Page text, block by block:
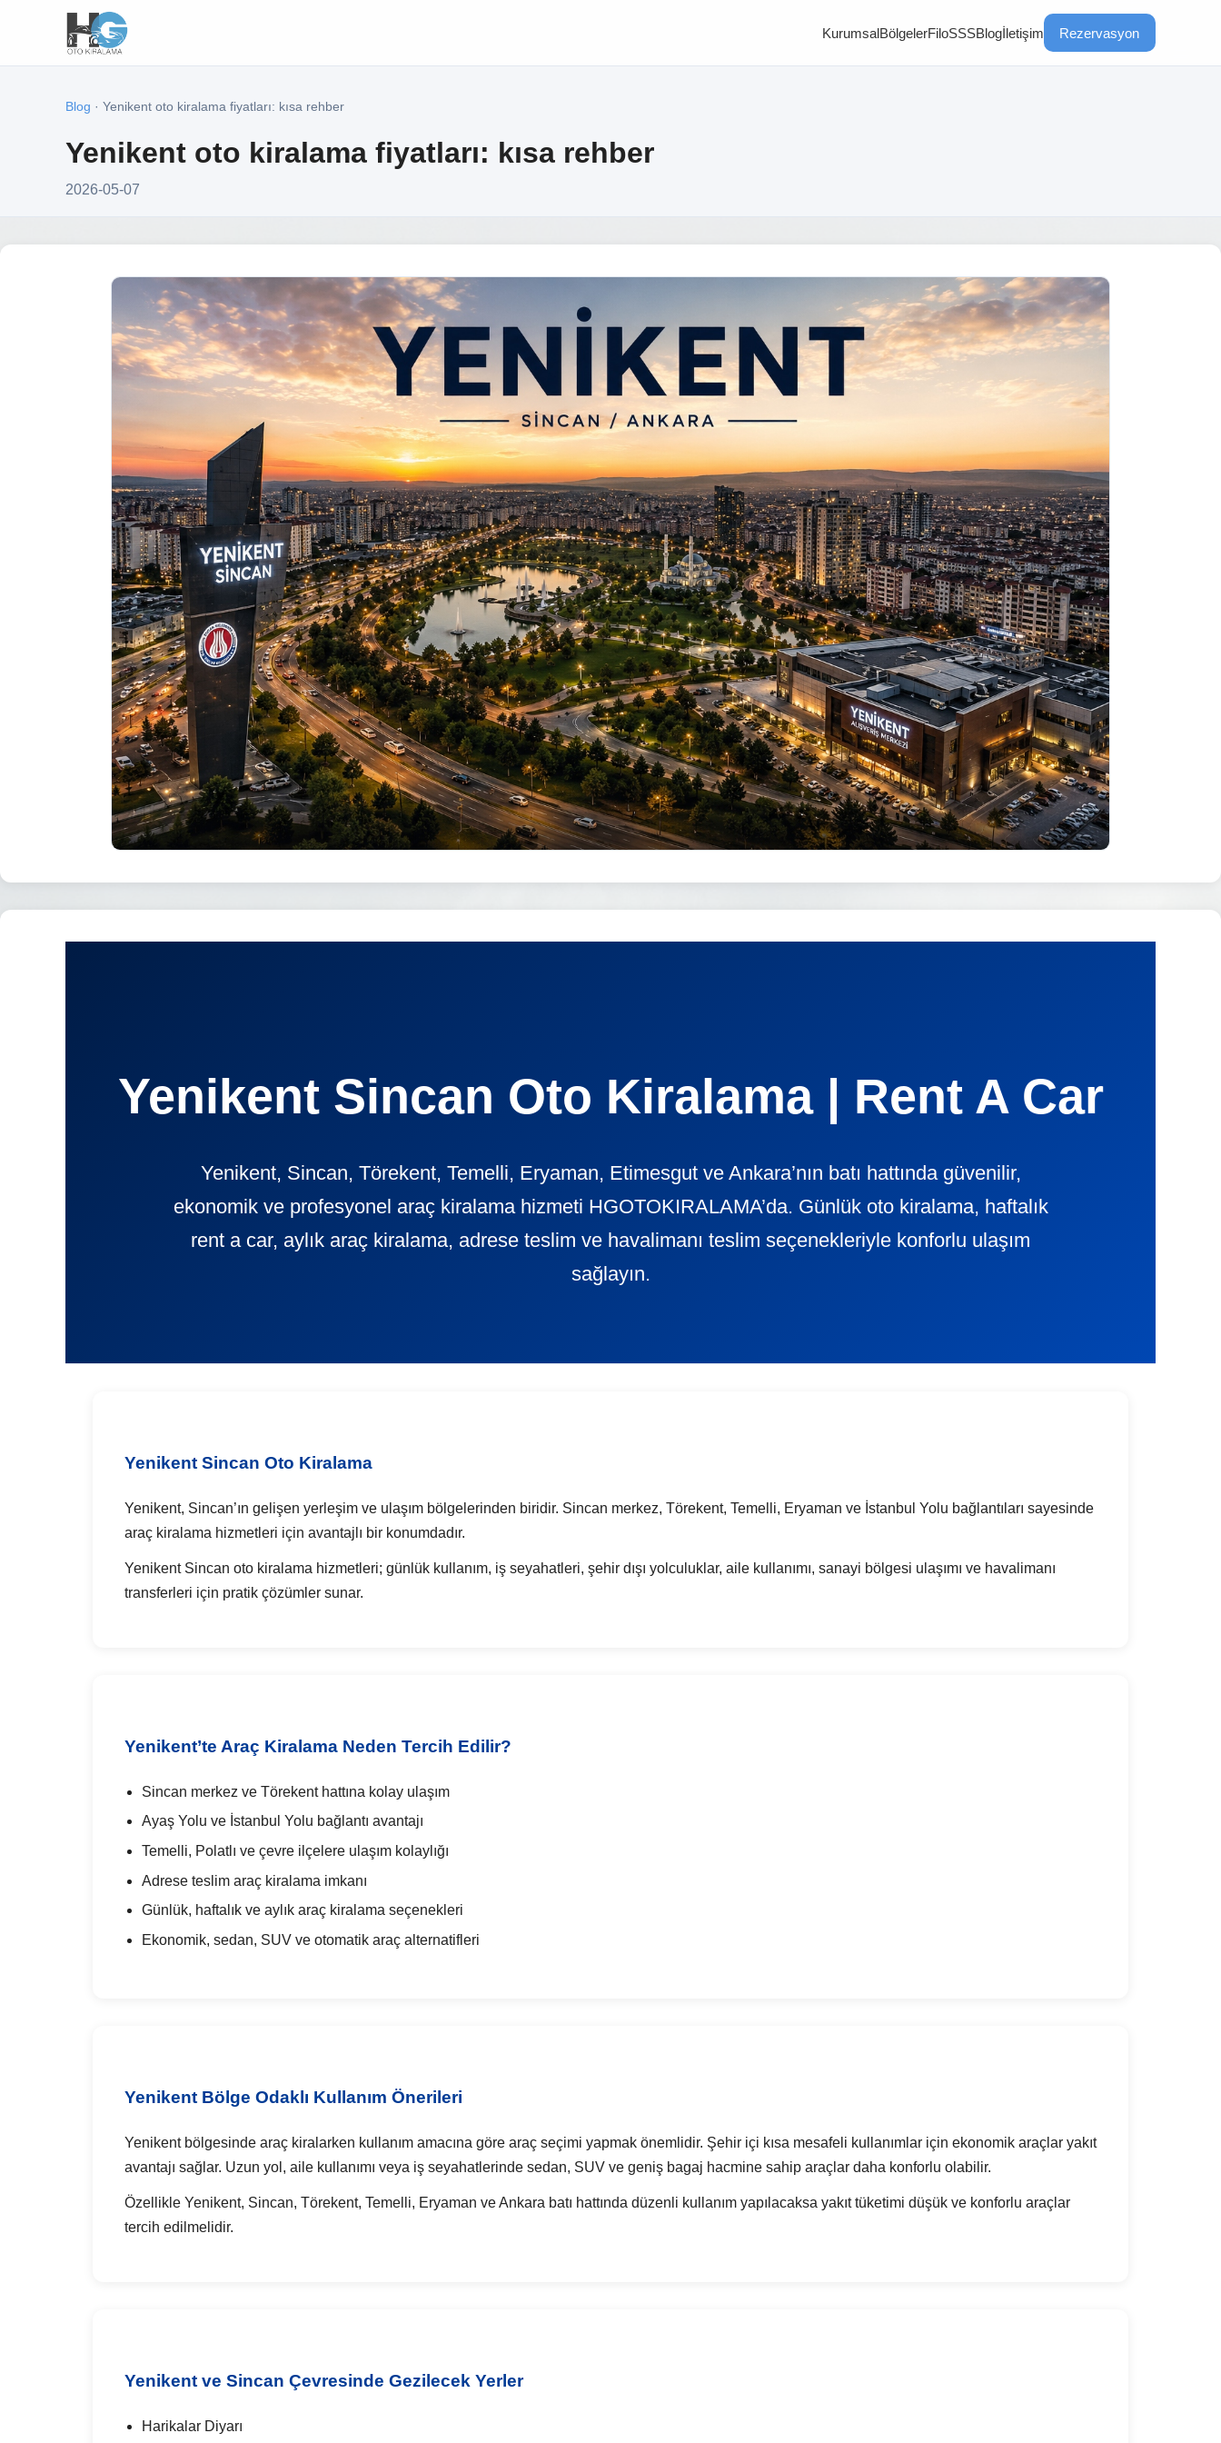
KurumsalBölgelerFiloSSSBlogİletişim Rezervasyon
Blog · Yenikent oto kiralama fiyatları: kısa rehber
Yenikent oto kiralama fiyatları: kısa rehber
2026-05-07
Yenikent Sincan Oto Kiralama | Rent A Car
Yenikent, Sincan, Törekent, Temelli, Eryaman, Etimesgut ve Ankara’nın batı hattında güvenilir,
ekonomik ve profesyonel araç kiralama hizmeti HGOTOKIRALAMA’da. Günlük oto kiralama, haftalık
rent a car, aylık araç kiralama, adrese teslim ve havalimanı teslim seçenekleriyle konforlu ulaşım
sağlayın.
Yenikent Sincan Oto Kiralama
Yenikent, Sincan’ın gelişen yerleşim ve ulaşım bölgelerinden biridir. Sincan merkez, Törekent, Temelli, Eryaman ve İstanbul Yolu bağlantıları sayesinde
araç kiralama hizmetleri için avantajlı bir konumdadır.
Yenikent Sincan oto kiralama hizmetleri; günlük kullanım, iş seyahatleri, şehir dışı yolculuklar, aile kullanımı, sanayi bölgesi ulaşımı ve havalimanı
transferleri için pratik çözümler sunar.
Yenikent’te Araç Kiralama Neden Tercih Edilir?
Sincan merkez ve Törekent hattına kolay ulaşım
Ayaş Yolu ve İstanbul Yolu bağlantı avantajı
Temelli, Polatlı ve çevre ilçelere ulaşım kolaylığı
Adrese teslim araç kiralama imkanı
Günlük, haftalık ve aylık araç kiralama seçenekleri
Ekonomik, sedan, SUV ve otomatik araç alternatifleri
Yenikent Bölge Odaklı Kullanım Önerileri
Yenikent bölgesinde araç kiralarken kullanım amacına göre araç seçimi yapmak önemlidir. Şehir içi kısa mesafeli kullanımlar için ekonomik araçlar yakıt
avantajı sağlar. Uzun yol, aile kullanımı veya iş seyahatlerinde sedan, SUV ve geniş bagaj hacmine sahip araçlar daha konforlu olabilir.
Özellikle Yenikent, Sincan, Törekent, Temelli, Eryaman ve Ankara batı hattında düzenli kullanım yapılacaksa yakıt tüketimi düşük ve konforlu araçlar
tercih edilmelidir.
Yenikent ve Sincan Çevresinde Gezilecek Yerler
Harikalar Diyarı